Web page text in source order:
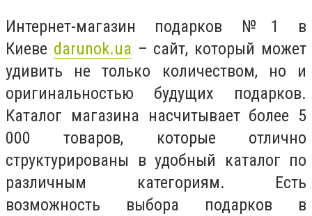
Интернет-магазин подарков №1 в
Киеве darunok.ua – сайт, который может
удивить не только количеством, но и
оригинальностью будущих подарков.
Каталог магазина насчитывает более 5
000 товаров, которые отлично
структурированы в удобный каталог по
различным категориям. Есть
возможность выбора подарков в